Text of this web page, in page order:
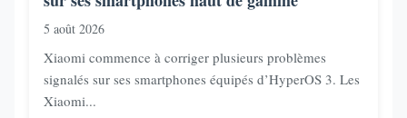
5 août 2026
Xiaomi commence à corriger plusieurs problèmes
signalés sur ses smartphones équipés d’HyperOS 3. Les
Xiaomi...